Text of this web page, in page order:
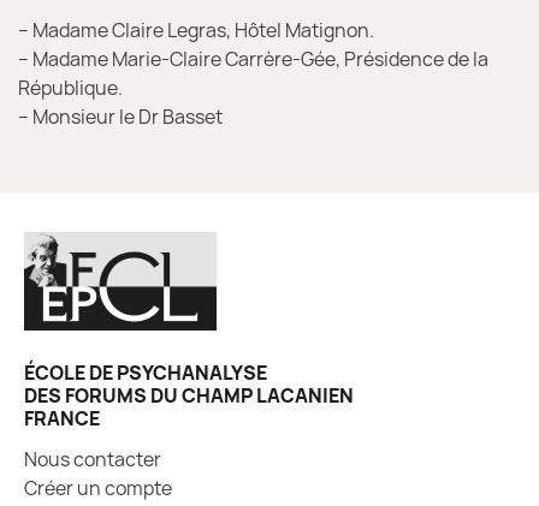
– Madame Claire Legras, Hôtel Matignon.
– Madame Marie-Claire Carrère-Gée, Présidence de la
République.
– Monsieur le Dr Basset
ÉCOLE DE PSYCHANALYSE
DES FORUMS DU CHAMP LACANIEN
FRANCE
Nous contacter
Créer un compte